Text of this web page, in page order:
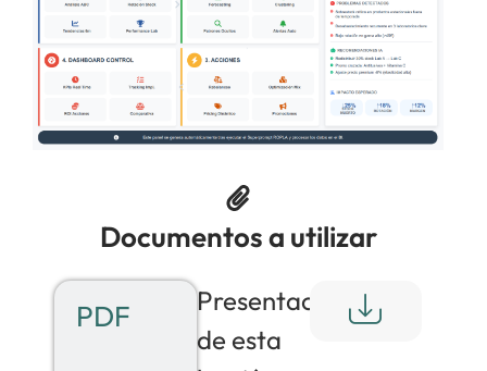
Documentos a utilizar
PDF
Presentación
de esta